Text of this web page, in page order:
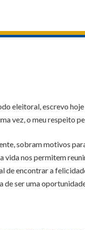
escrevo hoje
vez, o meu respeito
sobram motivos
nos permitem
encontrar a
de ser uma